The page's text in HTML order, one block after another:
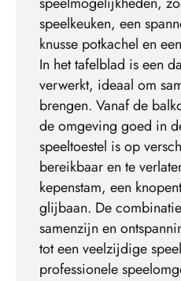
speelkeuken, een
knusse potkachel en
In het tafelblad is een
verwerkt, ideaal om
brengen. Vanaf de
de omgeving goed in
speeltoestel is op
bereikbaar en te
kepenstam, een
glijbaan. De
samenzijn en
tot een veelzijdige
professionele